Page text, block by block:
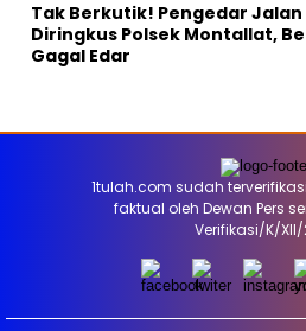
Tak Berkutik! Pengedar Jalan
Diringkus Polsek Montallat,
Gagal Edar
1tulah.com sudah
faktual oleh Dewan Pers
Verifikasi/K/XII/